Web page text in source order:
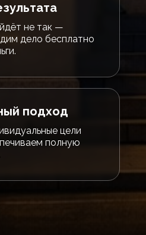
не так —
дело бесплатно
цели
полную
подход